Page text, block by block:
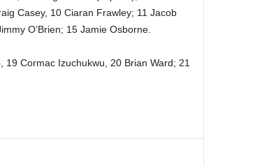
Casey, 10 Ciaran Frawley; 11 Jacob
O’Brien; 15 Jamie Osborne.
19 Cormac Izuchukwu, 20 Brian Ward; 21